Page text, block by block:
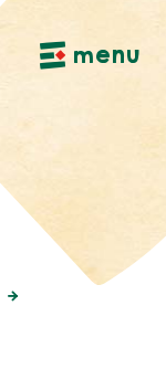
menu